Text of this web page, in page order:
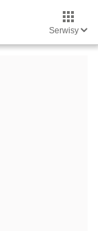
Serwisy